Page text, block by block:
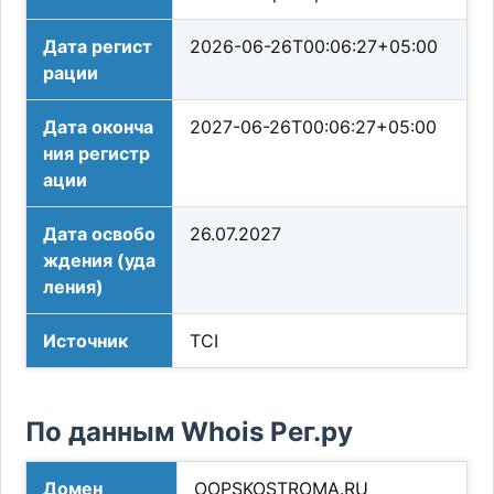
Дата регист
рации
2026-06-26T00:06:27+05:00
Дата оконча
ния регистр
ации
2027-06-26T00:06:27+05:00
Дата освобо
ждения (уда
ления)
26.07.2027
Источник TCI
По данным Whois Рег.ру
Домен OOPSKOSTROMA.RU